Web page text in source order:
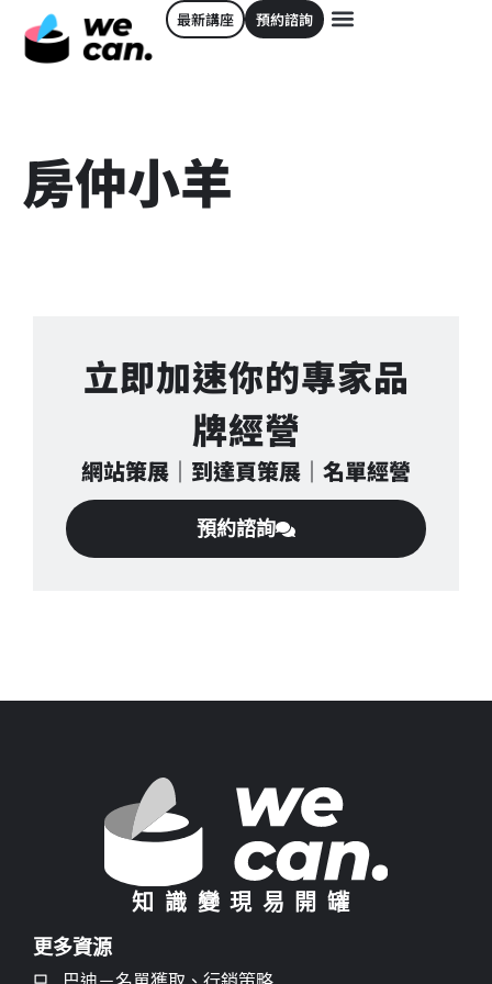
最新講座 預約諮詢
房仲小羊
立即加速你的專家品
牌經營
網站策展｜到達頁策展｜名單經營
預約諮詢
知識變現易開罐
更多資源